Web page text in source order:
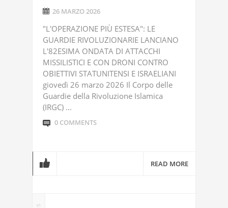
26 MARZO 2026
"L'OPERAZIONE PIÙ ESTESA": LE
GUARDIE RIVOLUZIONARIE LANCIANO
L'82ESIMA ONDATA DI ATTACCHI
MISSILISTICI E CON DRONI CONTRO
OBIETTIVI STATUNITENSI E ISRAELIANI
giovedì 26 marzo 2026 Il Corpo delle
Guardie della Rivoluzione Islamica
(IRGC) ...
0 COMMENTS
READ MORE